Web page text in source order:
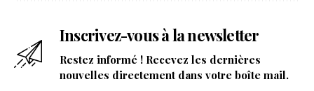
Inscrivez-vous à la newsletter
Restez informé ! Recevez les dernières
nouvelles directement dans votre boîte mail.